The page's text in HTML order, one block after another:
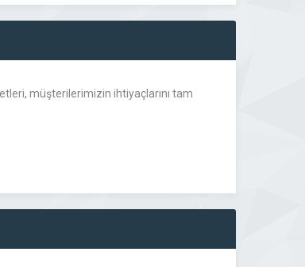
müşterilerimizin ihtiyaçlarını tam